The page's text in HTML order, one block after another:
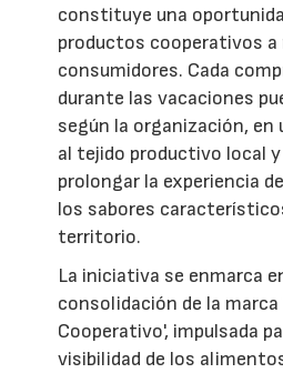
constituye una
productos cooperativos a
consumidores. Cada
durante las vacaciones
según la organización, en
al tejido productivo local
prolongar la experiencia
los sabores
territorio.
La iniciativa se enmarca
consolidación de la
Cooperativo', impulsada
visibilidad de los